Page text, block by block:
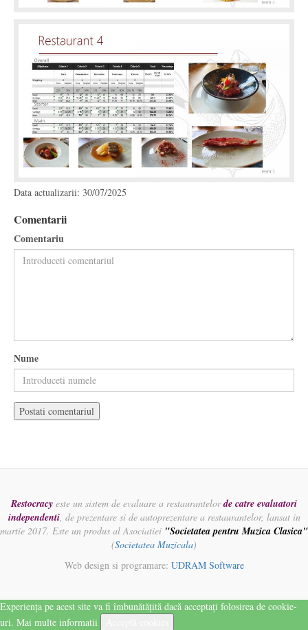
Data actualizarii: 30/07/2025
Comentarii
Comentariu
Nume
Restocracy este un sistem de evaluare a restaurantelorde catre evaluatori
independenti, de prezentare si de autoprezentare a restaurantelor, lansat in
martie 2017. Este un produs al Asociatiei "Societatea pentru Muzica Clasica"
(Societatea Muzicala)
Web design si programare: UDRAM Software
Experiența pe acest site va fi îmbunătățită dacă acceptați folosirea de cookie-
uri. Mai multe informatii